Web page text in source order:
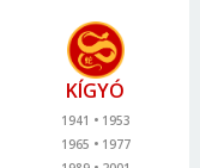
KÍGYÓ
1941
1953
1965
1977